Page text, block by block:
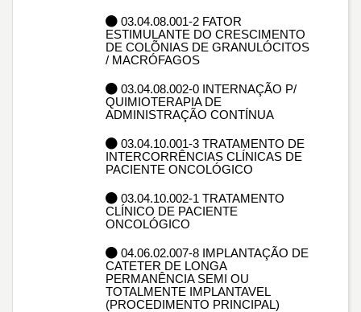
03.04.08.001-2 FATOR
ESTIMULANTE DO CRESCIMENTO
DE COLÕNIAS DE GRANULÓCITOS
/ MACRÓFAGOS
03.04.08.002-0 INTERNAÇÃO P/
QUIMIOTERAPIA DE
ADMINISTRAÇÃO CONTÍNUA
03.04.10.001-3 TRATAMENTO DE
INTERCORRÊNCIAS CLÍNICAS DE
PACIENTE ONCOLÓGICO
03.04.10.002-1 TRATAMENTO
CLÍNICO DE PACIENTE
ONCOLÓGICO
04.06.02.007-8 IMPLANTAÇÃO DE
CATETER DE LONGA
PERMANÊNCIA SEMI OU
TOTALMENTE IMPLANTAVEL
(PROCEDIMENTO PRINCIPAL)